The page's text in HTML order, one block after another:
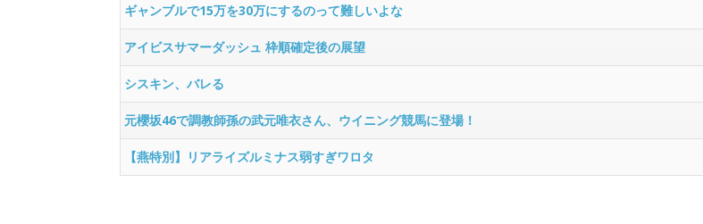
ギャンブルで15万を30万にするのって難しいよな
アイビスサマーダッシュ 枠順確定後の展望
シスキン、バレる
元櫻坂46で調教師孫の武元唯衣さん、ウイニング競馬に登場！
【燕特別】リアライズルミナス弱すぎワロタ